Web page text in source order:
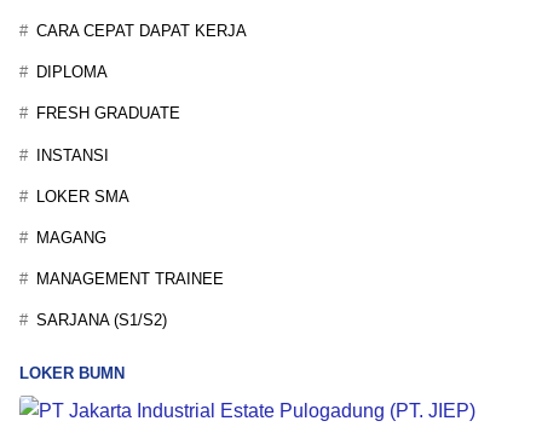
CARA CEPAT DAPAT KERJA
DIPLOMA
FRESH GRADUATE
INSTANSI
LOKER SMA
MAGANG
MANAGEMENT TRAINEE
SARJANA (S1/S2)
LOKER BUMN